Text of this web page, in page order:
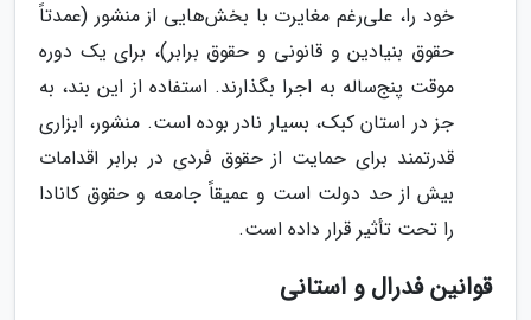
خود را، علی‌رغم مغایرت با بخش‌هایی از منشور (عمدتاً
حقوق بنیادین و قانونی و حقوق برابر)، برای یک دوره
موقت پنج‌ساله به اجرا بگذارند. استفاده از این بند، به
جز در استان کبک، بسیار نادر بوده است. منشور، ابزاری
قدرتمند برای حمایت از حقوق فردی در برابر اقدامات
بیش از حد دولت است و عمیقاً جامعه و حقوق کانادا
را تحت تأثیر قرار داده است.
قوانین فدرال و استانی